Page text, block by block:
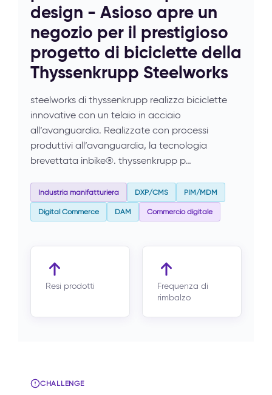
design - Asioso apre un
negozio per il prestigioso
progetto di biciclette della
Thyssenkrupp Steelworks
steelworks di thyssenkrupp realizza biciclette
innovative con un telaio in acciaio
all’avanguardia. Realizzate con processi
produttivi all’avanguardia, la tecnologia
brevettata inbike®. thyssenkrupp p…
Industria manifatturiera DXP/CMS PIM/MDM
Digital Commerce DAM Commercio digitale
Resi prodotti
Frequenza di
rimbalzo
CHALLENGE